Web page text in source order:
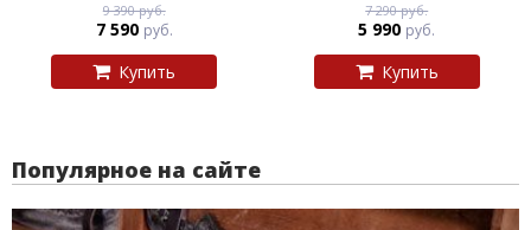
9 390 руб.
7 590 руб.
Купить
7 290 руб.
5 990 руб.
Купить
Популярное на сайте